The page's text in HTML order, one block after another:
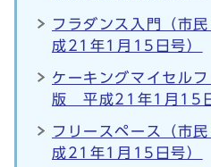
フラダンス入門（市
成21年1月15日号）
ケーキングマイセル
版 平成21年1月15
フリースペース（市
成21年1月15日号）